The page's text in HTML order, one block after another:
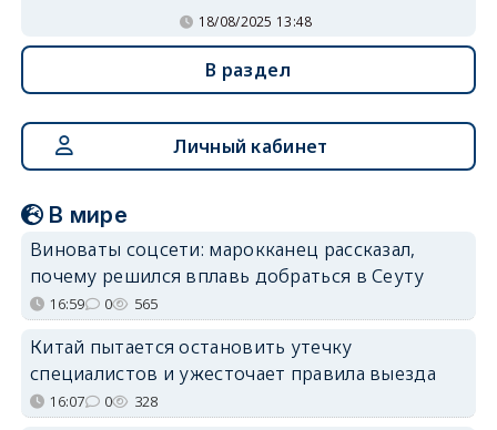
18/08/2025 13:48
В раздел
Личный кабинет
В мире
Виноваты соцсети: марокканец рассказал,
почему решился вплавь добраться в Сеуту
16:59 0 565
Китай пытается остановить утечку
специалистов и ужесточает правила выезда
16:07 0 328